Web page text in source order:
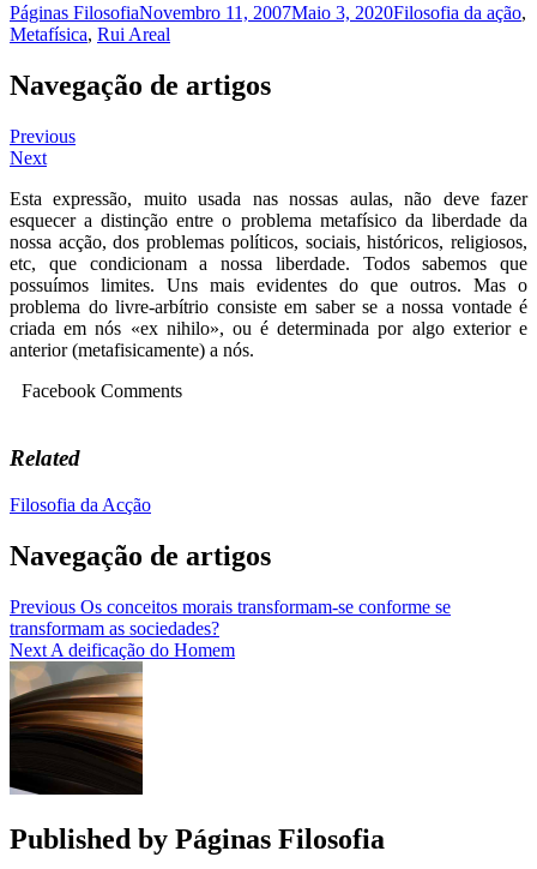
Páginas FilosofiaNovembro 11, 2007Maio 3, 2020Filosofia da ação,
Metafísica, Rui Areal
Navegação de artigos
Previous
Next
Esta expressão, muito usada nas nossas aulas, não deve fazer
esquecer a distinção entre o problema metafísico da liberdade da
nossa acção, dos problemas políticos, sociais, históricos, religiosos,
etc, que condicionam a nossa liberdade. Todos sabemos que
possuímos limites. Uns mais evidentes do que outros. Mas o
problema do livre-arbítrio consiste em saber se a nossa vontade é
criada em nós «ex nihilo», ou é determinada por algo exterior e
anterior (metafisicamente) a nós.
Facebook Comments
Related
Filosofia da Acção
Navegação de artigos
Previous Os conceitos morais transformam-se conforme se
transformam as sociedades?
Next A deificação do Homem
Published by Páginas Filosofia